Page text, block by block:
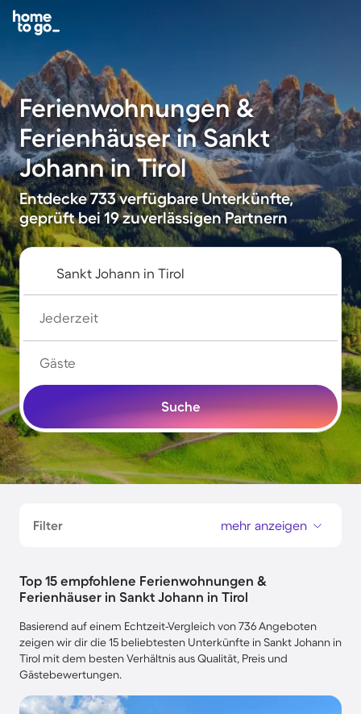
Ferienwohnungen &
Ferienhäuser in Sankt
Johann in Tirol
Entdecke 733 verfügbare Unterkünfte,
geprüft bei 19 zuverlässigen Partnern
Jederzeit
Gäste
Suche
Filter mehr anzeigen
Top 15 empfohlene Ferienwohnungen &
Ferienhäuser in Sankt Johann in Tirol
Basierend auf einem Echtzeit-Vergleich von 736 Angeboten
zeigen wir dir die 15 beliebtesten Unterkünfte in Sankt Johann in
Tirol mit dem besten Verhältnis aus Qualität, Preis und
Gästebewertungen.